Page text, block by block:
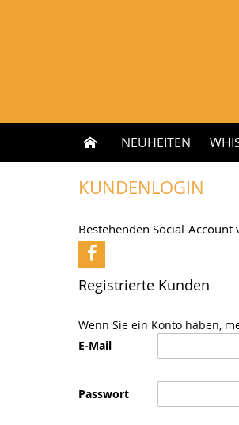
NEUHEITEN
KUNDENLOGIN
Bestehenden Social-Account
Registrierte Kunden
Wenn Sie ein Konto haben,
E-Mail
Passwort